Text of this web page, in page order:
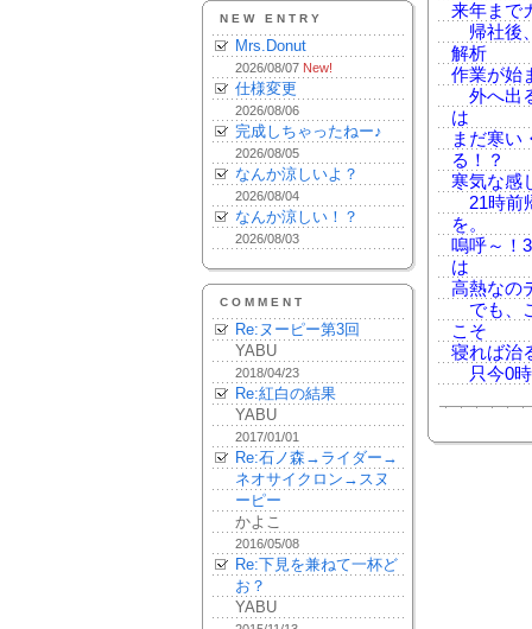
NEW ENTRY
Mrs.Donut
2026/08/07 New!
仕様変更
2026/08/06
完成しちゃったねー♪
2026/08/05
なんか涼しいよ？
2026/08/04
なんか涼しい！？
2026/08/03
COMMENT
Re:ヌーピー第3回
YABU
2018/04/23
Re:紅白の結果
YABU
2017/01/01
Re:石ノ森→ライダー→
ネオサイクロン→スヌ
ーピー
かよこ
2016/05/08
Re:下見を兼ねて一杯ど
お？
YABU
来年まで
帰社後
解析
作業が始
外へ出
は
まだ寒い
る！？
寒気な感
21時前
を。
嗚呼～！
は
高熱なの
でも、
こそ
寝れば治
只今0時